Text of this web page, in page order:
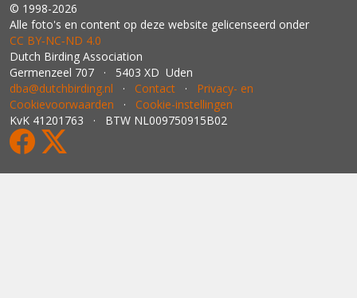
© 1998-2026
Alle foto's en content op deze website gelicenseerd onder
CC BY‑NC‑ND 4.0
Dutch Birding Association
Germenzeel 707 · 5403 XD Uden
dba@dutchbirding.nl · Contact · Privacy- en
Cookievoorwaarden · Cookie-instellingen
KvK 41201763 · BTW NL009750915B02